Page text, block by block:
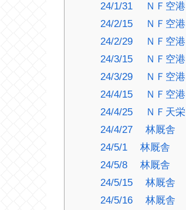
24/1/31 ＮＦ空港
24/2/15 ＮＦ空港
24/2/29 ＮＦ空港
24/3/15 ＮＦ空港
24/3/29 ＮＦ空港
24/4/15 ＮＦ空港
24/4/25 ＮＦ天栄
24/4/27 林厩舎
24/5/1 林厩舎
24/5/8 林厩舎
24/5/15 林厩舎
24/5/16 林厩舎